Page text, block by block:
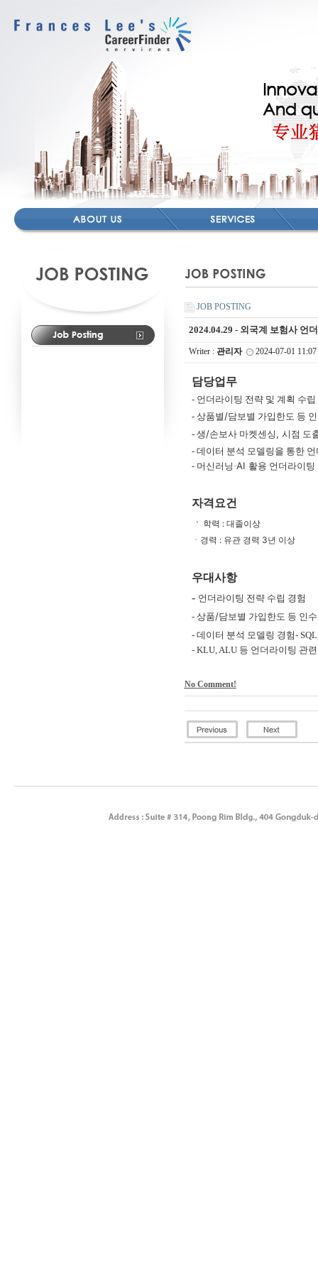
JOB POSTING
2024.04.29 - 외국계 보험사 언
Writer : 관리자 2024-07-01 11:07
담당업무
- 언더라이팅 전략 및 계획 수립
- 상품별 /담보별 가입한도 등
- 생/손보사 마켓센싱 , 시점 도
- 데이터 분석 모델링을 통한
- 머신러닝·AI 활용 언더라이팅
자격요건
ㆍ 학력 : 대졸
ㆍ경력 : 유관 경력 3년 이상
우대사항
- 언더라이팅 전략 수립 경험
- 상품/담보별 가입한도 등 인
- 데이터 분석 모델링 경험-
- KLU, ALU 등 언더라이팅 관
No Comment!